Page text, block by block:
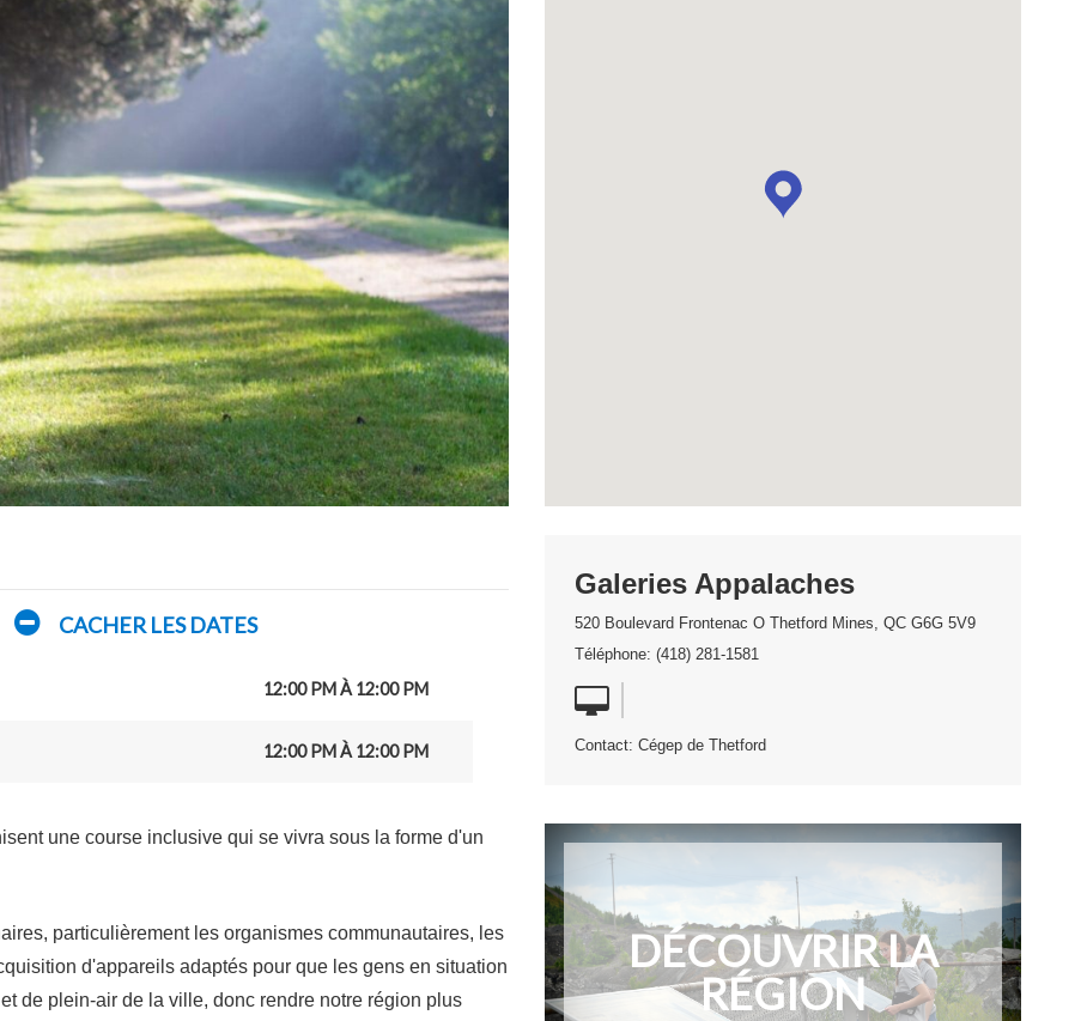
CACHER LES DATES
12:00 PM À 12:00 PM
12:00 PM À 12:00 PM
une course inclusive qui se vivra sous la forme d'un
particulièrement les organismes communautaires, les
d'appareils adaptés pour que les gens en situation
de plein-air de la ville, donc rendre notre région plus
Galeries Appalaches
520 Boulevard Frontenac O Thetford Mines, QC G6G 5V9
Téléphone: (418) 281-1581
Contact: Cégep de Thetford
DÉCOUVRIR LA
RÉGION